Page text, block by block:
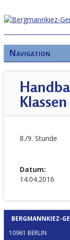
Navigation
Klassen
8./9. Stunde
Datum:
14.04.2016
BERGMANNKIEZ-
0961 BERLIN